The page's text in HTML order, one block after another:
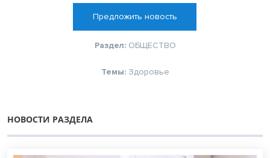
Предложить новость
Раздел: ОБЩЕСТВО
Темы: Здоровье
НОВОСТИ РАЗДЕЛА